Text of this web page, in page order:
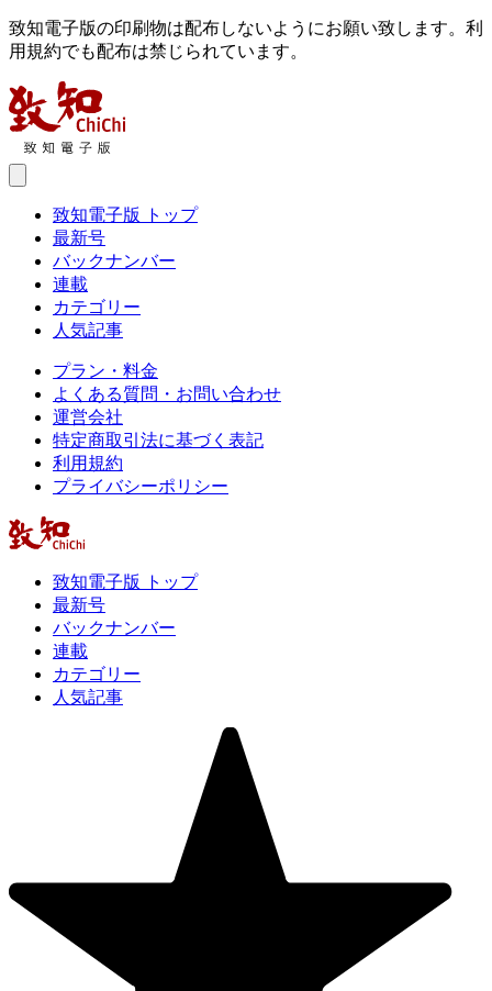
致知電子版の印刷物は配布しないようにお願い致します。利
用規約でも配布は禁じられています。
致知電子版 トップ
最新号
バックナンバー
連載
カテゴリー
人気記事
プラン・料金
よくある質問・お問い合わせ
運営会社
特定商取引法に基づく表記
利用規約
プライバシーポリシー
致知電子版 トップ
最新号
バックナンバー
連載
カテゴリー
人気記事